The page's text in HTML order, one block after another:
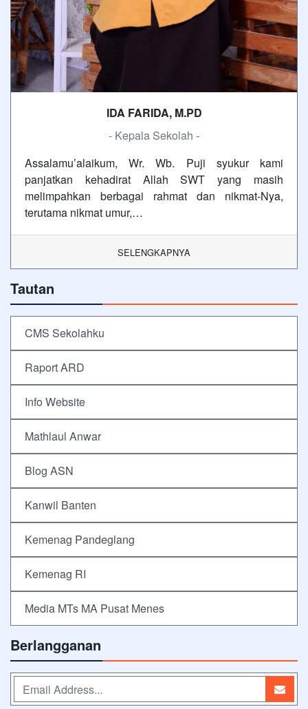
IDA FARIDA, M.PD
- Kepala Sekolah -
Assalamu’alaikum, Wr. Wb. Puji syukur kami
panjatkan kehadirat Allah SWT yang masih
melimpahkan berbagai rahmat dan nikmat-Nya,
terutama nikmat umur,…
SELENGKAPNYA
Tautan
CMS Sekolahku
Raport ARD
Info Website
Mathlaul Anwar
Blog ASN
Kanwil Banten
Kemenag Pandeglang
Kemenag RI
Media MTs MA Pusat Menes
Berlangganan